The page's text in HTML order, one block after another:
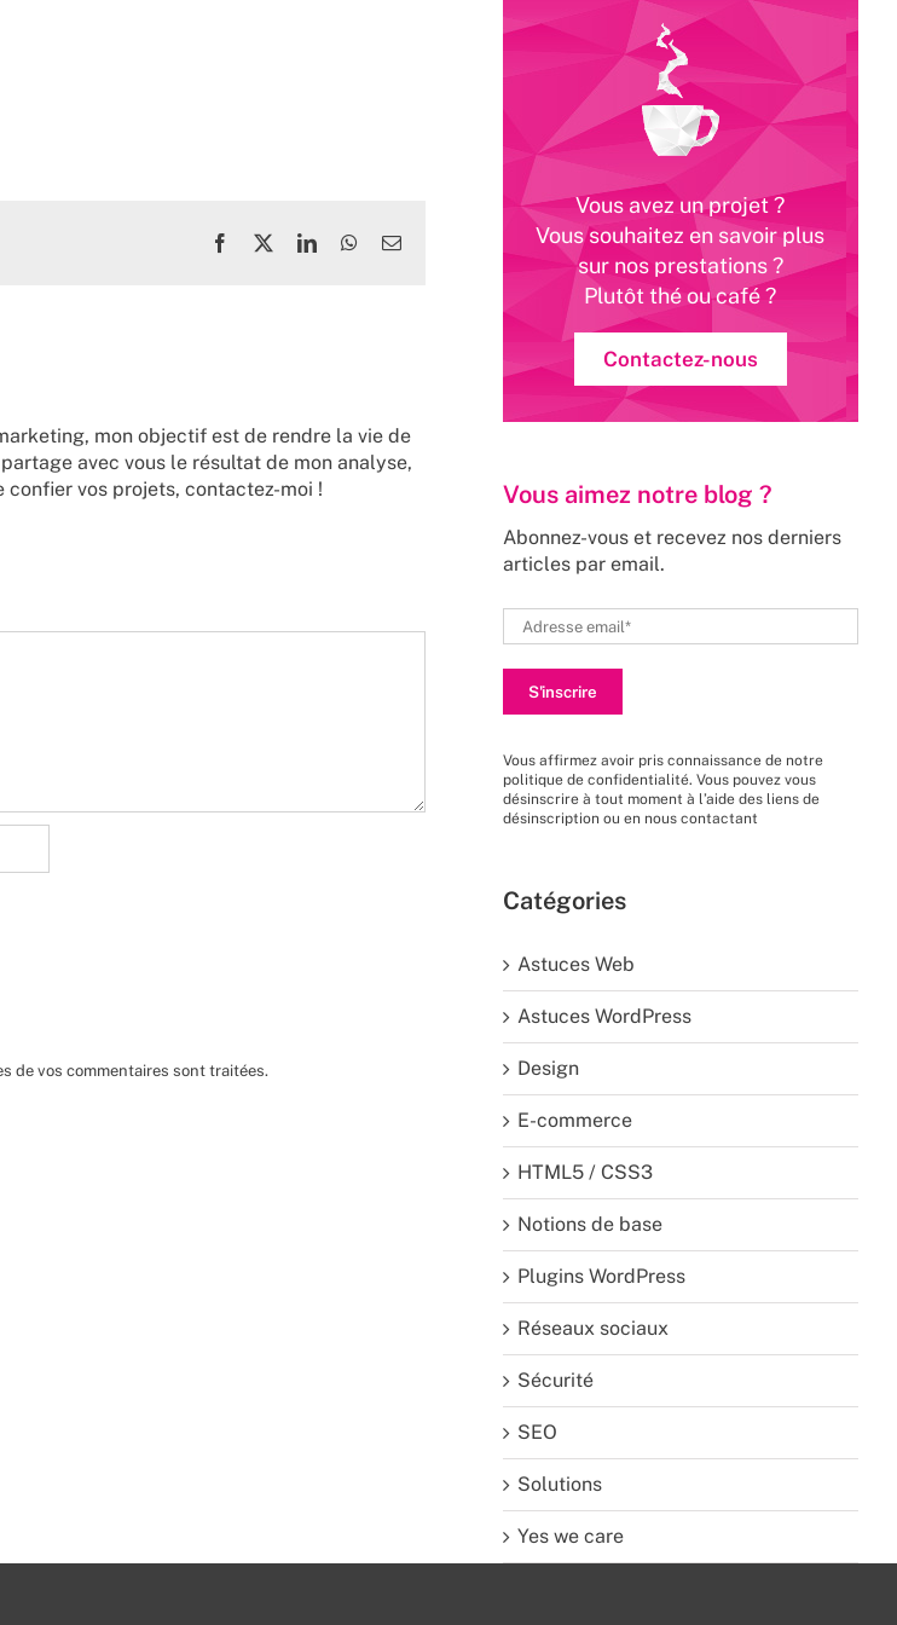
Facebook
X LinkedInWhatsApp
Email
mon objectif est de rendre la vie de
avec vous le résultat de mon analyse,
confier vos projets, contactez-moi !
de vos commentaires sont traitées.
Vous avez un projet ?
Vous souhaitez en savoir plus
sur nos prestations ?
Plutôt thé ou café ?
Contactez-nous
Vous aimez notre blog ?
Abonnez-vous et recevez nos derniers
articles par email.
Vous affirmez avoir pris connaissance de notre
politique de confidentialité. Vous pouvez vous
désinscrire à tout moment à l’aide des liens de
désinscription ou en nous contactant
Catégories
Astuces Web
Astuces WordPress
Design
E-commerce
HTML5 / CSS3
Notions de base
Plugins WordPress
Réseaux sociaux
Sécurité
SEO
Solutions
Yes we care